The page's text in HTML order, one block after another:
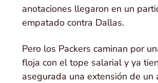
anotaciones llegaron en un
empatado contra Dallas.
Pero los Packers caminan por
floja con el tope salarial y ya
asegurada una extensión de un